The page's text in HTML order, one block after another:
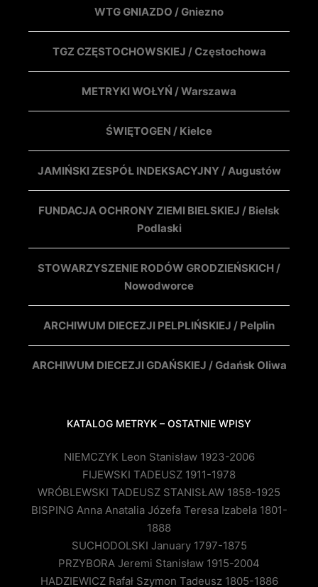
WTG GNIAZDO / Gniezno
TGZ CZĘSTOCHOWSKIEJ / Częstochowa
METRYKI WOŁYŃ / Warszawa
ŚWIĘTOGEN / Kielce
JAMIŃSKI ZESPÓŁ INDEKSACYJNY / Augustów
FUNDACJA OCHRONY ZIEMI BIELSKIEJ / Bielsk
Podlaski
STOWARZYSZENIE RODÓW GRODZIEŃSKICH /
Nowodworce
ARCHIWUM DIECEZJI PELPLIŃSKIEJ / Pelplin
ARCHIWUM DIECEZJI GDAŃSKIEJ / Gdańsk Oliwa
KATALOG METRYK – OSTATNIE WPISY
NIEMCZYK Leon Stanisław 1923-2006
FIJEWSKI TADEUSZ 1911-1978
WRÓBLEWSKI TADEUSZ STANISŁAW 1858-1925
BISPING Anna Anatalia Józefa Teresa Izabela 1801-
1888
SUCHODOLSKI January 1797-1875
PRZYBORA Jeremi Stanisław 1915-2004
HADZIEWICZ Rafał Szymon Tadeusz 1805-1886